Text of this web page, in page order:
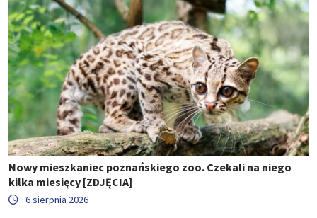
Nowy mieszkaniec poznańskiego zoo. Czekali na niego
kilka miesięcy [ZDJĘCIA]
6 sierpnia 2026